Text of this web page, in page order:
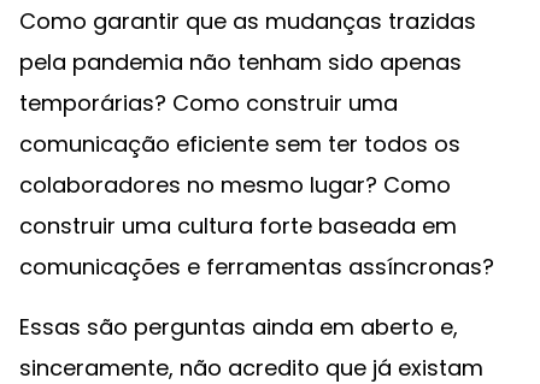
Como garantir que as mudanças trazidas
pela pandemia não tenham sido apenas
temporárias? Como construir uma
comunicação eficiente sem ter todos os
colaboradores no mesmo lugar? Como
construir uma cultura forte baseada em
comunicações e ferramentas assíncronas?
Essas são perguntas ainda em aberto e,
sinceramente, não acredito que já existam